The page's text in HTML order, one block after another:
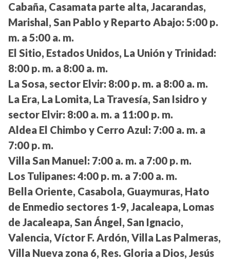
Cabaña, Casamata parte alta, Jacarandas,
Marishal, San Pablo y Reparto Abajo: 5:00 p.
m. a 5:00 a. m.
El Sitio, Estados Unidos, La Unión y Trinidad:
8:00 p. m. a 8:00 a. m.
La Sosa, sector Elvir: 8:00 p. m. a 8:00 a. m.
La Era, La Lomita, La Travesía, San Isidro y
sector Elvir: 8:00 a. m. a 11:00 p. m.
Aldea El Chimbo y Cerro Azul: 7:00 a. m. a
7:00 p. m.
Villa San Manuel: 7:00 a. m. a 7:00 p. m.
Los Tulipanes: 4:00 p. m. a 7:00 a. m.
Bella Oriente, Casabola, Guaymuras, Hato
de Enmedio sectores 1-9, Jacaleapa, Lomas
de Jacaleapa, San Ángel, San Ignacio,
Valencia, Víctor F. Ardón, Villa Las Palmeras,
Villa Nueva zona 6, Res. Gloria a Dios, Jesús